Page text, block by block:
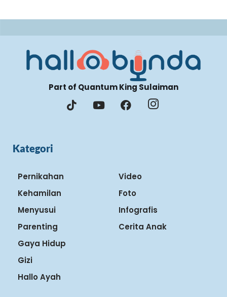
Part of Quantum King Sulaiman
Kategori
Pernikahan
Kehamilan
Menyusui
Parenting
Gaya Hidup
Gizi
Hallo Ayah
Video
Foto
Infografis
Cerita Anak